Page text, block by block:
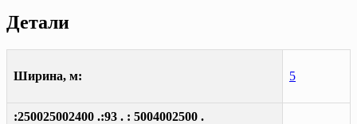
Детали
Ширина, м: 5
:250025002400 .:93 . : 5004002500 .